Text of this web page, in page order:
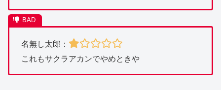
名無し太郎：
これもサクラアカンでやめときや